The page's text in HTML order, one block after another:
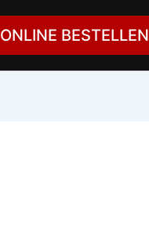
ONLINE BESTELLEN